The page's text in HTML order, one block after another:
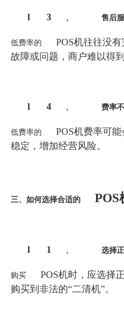
l 3 、 售后
低费率的
POS机往往没
故障或问题，商户难以得
l 4 、 费率
低费率的
POS机费率可
稳定，增加经营风险。
三、如何选择合适的 POS
l 1 、 选择
购买
POS机时，应选择
购买到非法的“二清机”。